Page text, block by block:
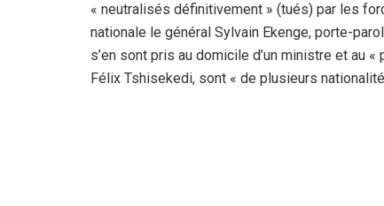
« neutralisés définitivement » (tués) par les
nationale le général Sylvain Ekenge, porte-
s’en sont pris au domicile d’un ministre et au
Félix Tshisekedi, sont « de plusieurs